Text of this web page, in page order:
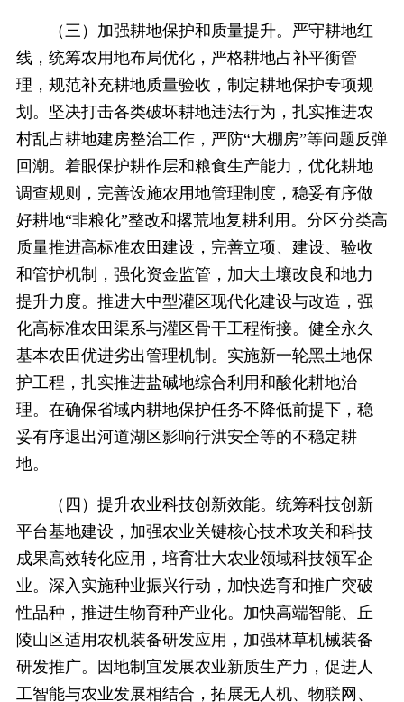
（三）加强耕地保护和质量提升。严守耕地红
线，统筹农用地布局优化，严格耕地占补平衡管
理，规范补充耕地质量验收，制定耕地保护专项规
划。坚决打击各类破坏耕地违法行为，扎实推进农
村乱占耕地建房整治工作，严防“大棚房”等问题反弹
回潮。着眼保护耕作层和粮食生产能力，优化耕地
调查规则，完善设施农用地管理制度，稳妥有序做
好耕地“非粮化”整改和撂荒地复耕利用。分区分类高
质量推进高标准农田建设，完善立项、建设、验收
和管护机制，强化资金监管，加大土壤改良和地力
提升力度。推进大中型灌区现代化建设与改造，强
化高标准农田渠系与灌区骨干工程衔接。健全永久
基本农田优进劣出管理机制。实施新一轮黑土地保
护工程，扎实推进盐碱地综合利用和酸化耕地治
理。在确保省域内耕地保护任务不降低前提下，稳
妥有序退出河道湖区影响行洪安全等的不稳定耕
地。
（四）提升农业科技创新效能。统筹科技创新
平台基地建设，加强农业关键核心技术攻关和科技
成果高效转化应用，培育壮大农业领域科技领军企
业。深入实施种业振兴行动，加快选育和推广突破
性品种，推进生物育种产业化。加快高端智能、丘
陵山区适用农机装备研发应用，加强林草机械装备
研发推广。因地制宜发展农业新质生产力，促进人
工智能与农业发展相结合，拓展无人机、物联网、